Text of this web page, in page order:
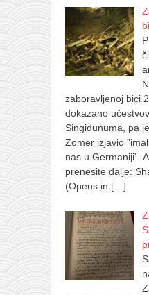
zaboravljenoj bici
dokazano
Singidunuma, pa
Zomer izjavio
nas u Germaniji”.
prenesite dalje:
(Opens in […]